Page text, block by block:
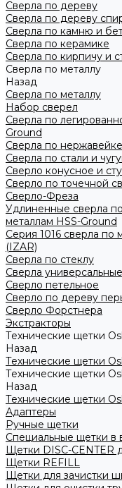
Сверла по дереву
Сверла по дереву
Сверла по камню и
Сверла по керамике
Сверла по кирпичу и
Сверла по металлу
Назад
Сверла по металлу
Набор сверел
Сверла по
Ground
Сверла по
Сверла по стали и
Сверло конусное и
Сверло по точечной
Сверло-Фреза
Удлиненные сверла
металлам HSS-Ground
Серия 1016 сверла по
(IZAR)
Сверла по стеклу
Сверла
Сверло петельное
Сверло по дереву
Сверло Форстнера
Экстракторы
Технические щетки
Назад
Технические щетки
Технические щетки
Назад
Технические щетки
Адаптеры
Ручные щетки
Специальные щетки в
Щетки DISC-CENTER
Щетки REFILL
Щетки для зачистки